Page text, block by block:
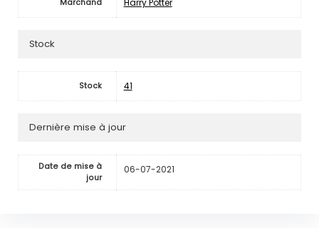
Marchand
Stock
Stock 41
Dernière mise à jour
Date de mise à
jour
06-07-2021